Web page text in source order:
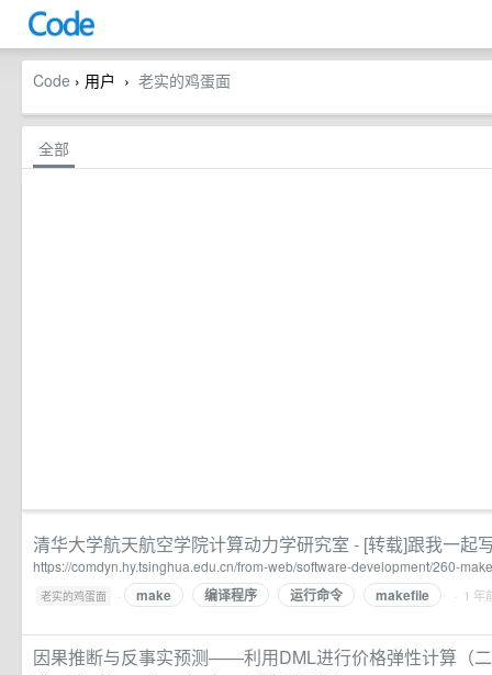
Code › 用户 › 老实的鸡蛋面
全部
清华大学航天航空学院计算动力学研究室 - [转载]跟我一起
https://comdyn.hy.tsinghua.edu.cn/from-web/software-development/260-
老实的鸡蛋面 · make 编译程序 运行命令 makefile · 1 年
因果推断与反事实预测——利用DML进行价格弹性计算（